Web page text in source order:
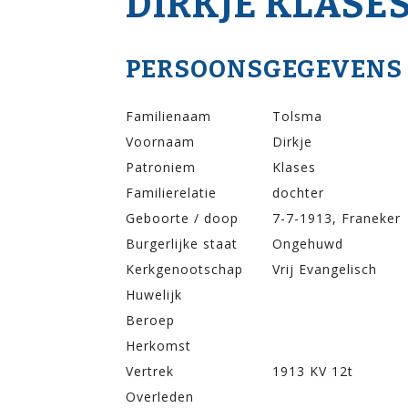
PERSOONSGEGEVENS
Familienaam
Tolsma
Voornaam
Dirkje
Patroniem
Klases
Familierelatie
dochter
Geboorte / doop
7-7-1913, Franeker
Burgerlijke staat
Ongehuwd
Kerkgenootschap
Vrij Evangelisch
Huwelijk
Beroep
Herkomst
Vertrek
1913 KV 12t
Overleden